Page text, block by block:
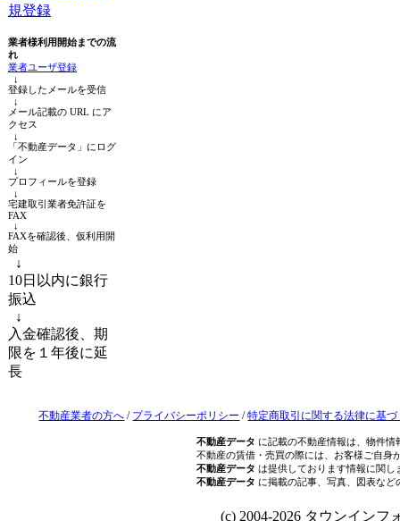
規登録
業者様利用開始までの流
れ
業者ユーザ登録
↓
登録したメールを受信
↓
メール記載の URL にア
クセス
↓
「不動産データ」にログ
イン
↓
プロフィールを登録
↓
宅建取引業者免許証を
FAX
↓
FAXを確認後、仮利用開
始
↓
10日以内に銀行
振込
↓
入金確認後、期
限を１年後に延
長
不動産業者の方へ / プライバシーポリシー /特定商取引に関する法律に基
不動産データ に記載の不動産情報は、物件
不動産の賃借・売買の際には、お客様ご自身
不動産データ は提供しております情報に関し
不動産データ に掲載の記事、写真、図表な
(c) 2004-2026 タウンインフ